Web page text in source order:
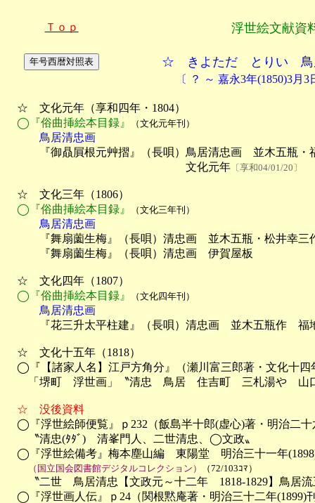
Ｔｏｐ 浮世絵文献資
☆ きよただ とりい
〔 ？ ～ 嘉永3年(1850)3月
☆　文化元年（享和四年・1804）
◯『俗曲挿絵本目録』
（文化元年刊）
鳥居清忠画
『御贔屓根元艸摺』（長唄）鳥居清忠画　並木五瓶・
文化元年 〔享和04/01/20〕
☆　文化三年（1806）
◯『俗曲挿絵本目録』
（文化三年刊）
鳥居清忠画
『舞扇薗生梅』（長唄）清忠画　並木五瓶・松井幸三
『舞扇薗生梅』（長唄）清忠画　伊賀屋板　
☆　文化四年（1807）
◯『俗曲挿絵本目録』
（文化四年刊）
鳥居清忠画
『花三升太平柱建』（長唄）清忠画　並木五瓶作　福
☆　文化十五年（1818）
◯『【諸家人名】江戸方角分』（瀬川富三郎著・文化十四
「堺町　浮世画」〝清忠　鳥居　住吉町　三札湯や　山
☆　没後資料
◯『浮世絵師便覧』ｐ232（飯島半十郎(虚心)著・明治二十
〝清忠(ﾀﾀﾞ)　清峯門人、二世清忠、◯文政〟
◯『浮世絵備考』梅本塵山編　東陽堂　明治三十一年
（国立国会図書館デジタルコレクション） （72/103ｺﾏ）
〝二世　鳥居清忠【文政元～十二年　1818-1829】鳥居流
◯『浮世画人伝』ｐ24（関根黙庵著・明治三十二年(1899)